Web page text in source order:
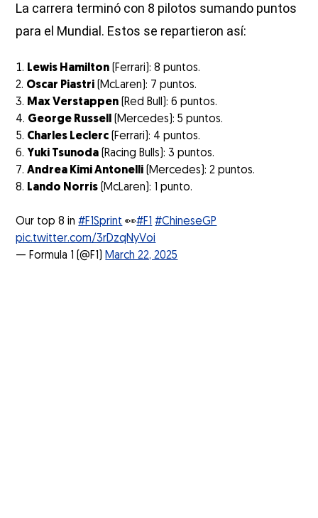
La carrera terminó con 8 pilotos sumando puntos
para el Mundial. Estos se repartieron así:
Lewis Hamilton (Ferrari): 8 puntos.
Oscar Piastri (McLaren): 7 puntos.
Max Verstappen (Red Bull): 6 puntos.
George Russell (Mercedes): 5 puntos.
Charles Leclerc (Ferrari): 4 puntos.
Yuki Tsunoda (Racing Bulls): 3 puntos.
Andrea Kimi Antonelli (Mercedes): 2 puntos.
Lando Norris (McLaren): 1 punto.
Our top 8 in#F1Sprint 👀#F1 #ChineseGP
pic.twitter.com/3rDzqNyVoi
— Formula 1 (@F1)March 22, 2025